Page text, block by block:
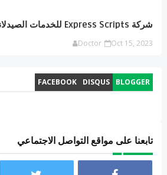
شركة Express Scripts للخدمات الصيدلانية
Doctor Oct 15, 2023
BLOGGER
DISQUS
FACEBOOK
تابعنا على مواقع التواصل الاجتماعي